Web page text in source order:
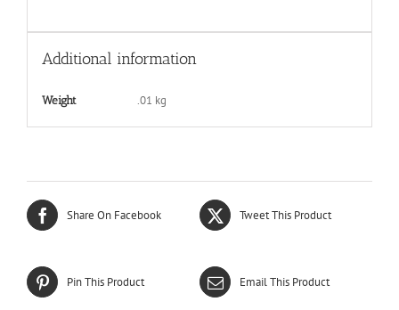
Additional information
Weight .01 kg
Share On Facebook Tweet This Product
Pin This Product Email This Product